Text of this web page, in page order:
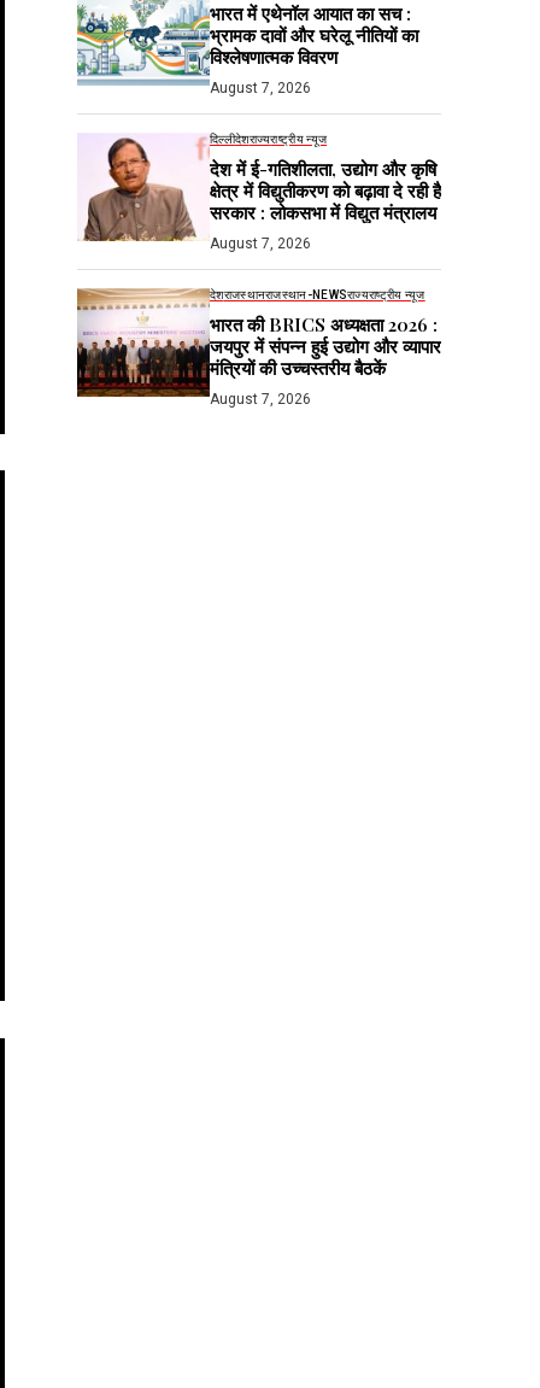
भारत में एथेनॉल आयात का सच :
भ्रामक दावों और घरेलू नीतियों का
विश्लेषणात्मक विवरण
August 7, 2026
दिल्लीदेशराज्यराष्ट्रीय न्यूज
देश में ई-गतिशीलता, उद्योग और कृषि
क्षेत्र में विद्युतीकरण को बढ़ावा दे रही है
सरकार : लोकसभा में विद्युत मंत्रालय
August 7, 2026
देशराजस्थानराजस्थान-NEWSराज्यराष्ट्रीय न्यूज
भारत की BRICS अध्यक्षता 2026 :
जयपुर में संपन्न हुई उद्योग और व्यापार
मंत्रियों की उच्चस्तरीय बैठकें
August 7, 2026